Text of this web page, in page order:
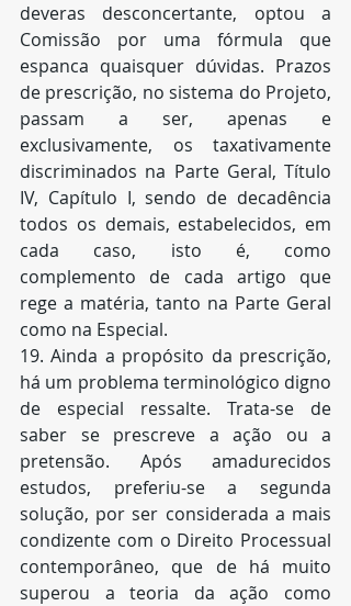
deveras desconcertante, optou a
Comissão por uma fórmula que
espanca quaisquer dúvidas. Prazos
de prescrição, no sistema do Projeto,
passam a ser, apenas e
exclusivamente, os taxativamente
discriminados na Parte Geral, Título
IV, Capítulo I, sendo de decadência
todos os demais, estabelecidos, em
cada caso, isto é, como
complemento de cada artigo que
rege a matéria, tanto na Parte Geral
como na Especial.
19. Ainda a propósito da prescrição,
há um problema terminológico digno
de especial ressalte. Trata-se de
saber se prescreve a ação ou a
pretensão. Após amadurecidos
estudos, preferiu-se a segunda
solução, por ser considerada a mais
condizente com o Direito Processual
contemporâneo, que de há muito
superou a teoria da ação como